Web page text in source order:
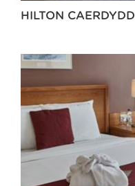
HILTON CAERDYDD